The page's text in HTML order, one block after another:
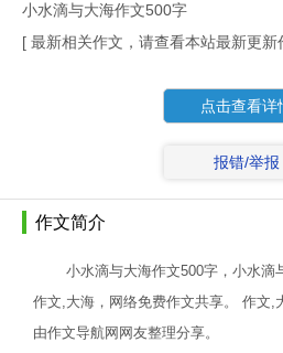
小水滴与大海作文500字
[ 最新相关作文，请查看本站最新更新
点击查看详
报错/举报
作文简介
小水滴与大海作文500字，小水滴
作文,大海，网络免费作文共享。 作文,
由作文导航网网友整理分享。